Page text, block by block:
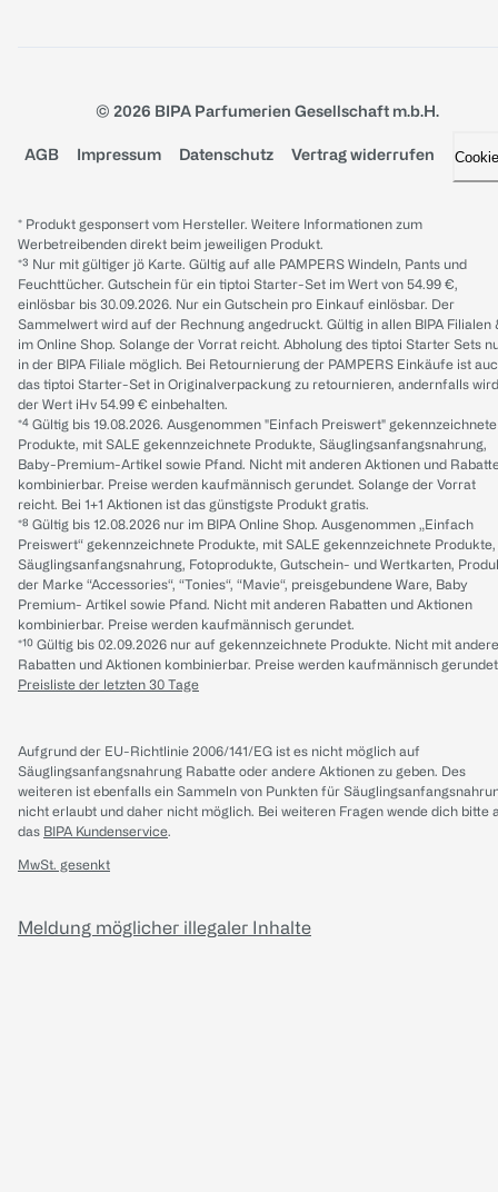
© 2026 BIPA Parfumerien Gesellschaft m.b.H.
AGB Impressum Datenschutz Vertrag widerrufen
* Produkt gesponsert vom Hersteller. Weitere Informationen zum
Werbetreibenden direkt beim jeweiligen Produkt.
*³ Nur mit gültiger jö Karte. Gültig auf alle PAMPERS Windeln, Pants und
Feuchttücher. Gutschein für ein tiptoi Starter-Set im Wert von 54.99 €,
einlösbar bis 30.09.2026. Nur ein Gutschein pro Einkauf einlösbar. Der
Sammelwert wird auf der Rechnung angedruckt. Gültig in allen BIPA Filialen
im Online Shop. Solange der Vorrat reicht. Abholung des tiptoi Starter Sets
in der BIPA Filiale möglich. Bei Retournierung der PAMPERS Einkäufe ist
das tiptoi Starter-Set in Originalverpackung zu retournieren, andernfalls wird
der Wert iHv 54.99 € einbehalten.
*⁴ Gültig bis 19.08.2026. Ausgenommen "Einfach Preiswert" gekennzeichnete
Produkte, mit SALE gekennzeichnete Produkte, Säuglingsanfangsnahrung,
Baby-Premium-Artikel sowie Pfand. Nicht mit anderen Aktionen und
kombinierbar. Preise werden kaufmännisch gerundet. Solange der Vorrat
reicht. Bei 1+1 Aktionen ist das günstigste Produkt gratis.
*⁸ Gültig bis 12.08.2026 nur im BIPA Online Shop. Ausgenommen „Einfach
Preiswert“ gekennzeichnete Produkte, mit SALE gekennzeichnete Produkte,
Säuglingsanfangsnahrung, Fotoprodukte, Gutschein- und Wertkarten,
der Marke “Accessories“, “Tonies“, “Mavie“, preisgebundene Ware, Baby
Premium- Artikel sowie Pfand. Nicht mit anderen Rabatten und Aktionen
kombinierbar. Preise werden kaufmännisch gerundet.
*¹⁰ Gültig bis 02.09.2026 nur auf gekennzeichnete Produkte. Nicht mit
Rabatten und Aktionen kombinierbar. Preise werden kaufmännisch
Preisliste der letzten 30 Tage
Aufgrund der EU-Richtlinie 2006/141/EG ist es nicht möglich auf
Säuglingsanfangsnahrung Rabatte oder andere Aktionen zu geben. Des
weiteren ist ebenfalls ein Sammeln von Punkten für
nicht erlaubt und daher nicht möglich. Bei weiteren Fragen wende dich bitte
das BIPA Kundenservice.
MwSt. gesenkt
Meldung möglicher illegaler Inhalte